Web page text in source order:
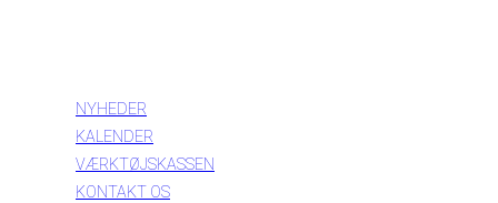
NYHEDER
KALENDER
VÆRKTØJSKASSEN
KONTAKT OS